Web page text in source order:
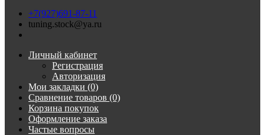
+7(927)691-87-11
tuning.stock@ya.ru
Личный кабинет
Регистрация
Авторизация
Мои закладки (0)
Сравнение товаров (0)
Корзина покупок
Оформление заказа
Частые вопросы